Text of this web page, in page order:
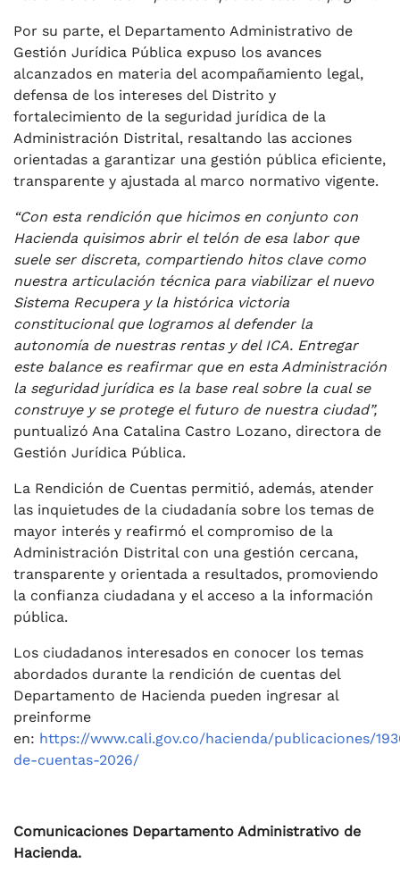
Por su parte, el Departamento Administrativo de
Gestión Jurídica Pública expuso los avances
alcanzados en materia del acompañamiento legal,
defensa de los intereses del Distrito y
fortalecimiento de la seguridad jurídica de la
Administración Distrital, resaltando las acciones
orientadas a garantizar una gestión pública eficiente,
transparente y ajustada al marco normativo vigente.
“Con esta rendición que hicimos en conjunto con
Hacienda quisimos abrir el telón de esa labor que
suele ser discreta, compartiendo hitos clave como
nuestra articulación técnica para viabilizar el nuevo
Sistema Recupera y la histórica victoria
constitucional que logramos al defender la
autonomía de nuestras rentas y del ICA. Entregar
este balance es reafirmar que en esta Administración
la seguridad jurídica es la base real sobre la cual se
construye y se protege el futuro de nuestra ciudad”,
puntualizó Ana Catalina Castro Lozano, directora de
Gestión Jurídica Pública.
La Rendición de Cuentas permitió, además, atender
las inquietudes de la ciudadanía sobre los temas de
mayor interés y reafirmó el compromiso de la
Administración Distrital con una gestión cercana,
transparente y orientada a resultados, promoviendo
la confianza ciudadana y el acceso a la información
pública.
Los ciudadanos interesados en conocer los temas
abordados durante la rendición de cuentas del
Departamento de Hacienda pueden ingresar al
preinforme
en: https://www.cali.gov.co/hacienda/publicaciones/
de-cuentas-2026/
Comunicaciones Departamento Administrativo de
Hacienda.